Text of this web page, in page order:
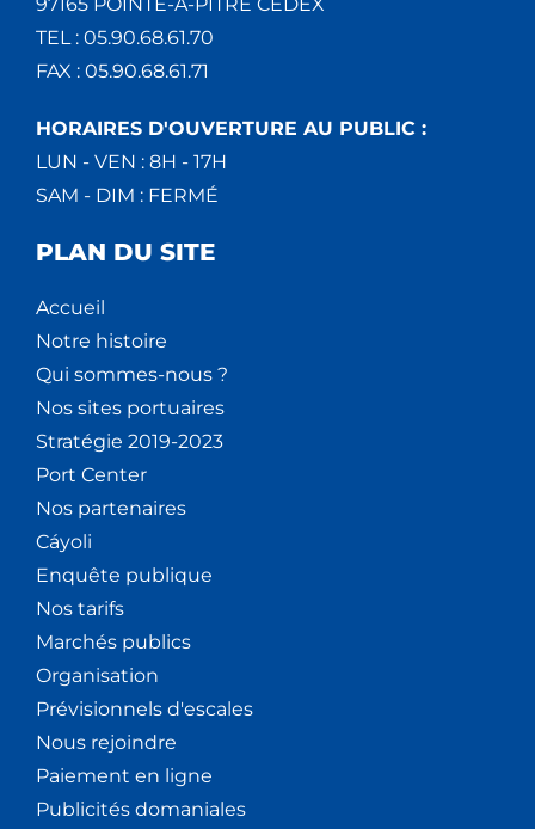
TEL : 05.90.68.61.70
FAX : 05.90.68.61.71
HORAIRES D'OUVERTURE AU PUBLIC :
LUN - VEN : 8H - 17H
SAM - DIM : FERMÉ
PLAN DU SITE
Accueil
Notre histoire
Qui sommes-nous ?
Nos sites portuaires
Stratégie 2019-2023
Port Center
Nos partenaires
Cáyoli
Enquête publique
Nos tarifs
Marchés publics
Organisation
Prévisionnels d'escales
Nous rejoindre
Paiement en ligne
Publicités domaniales